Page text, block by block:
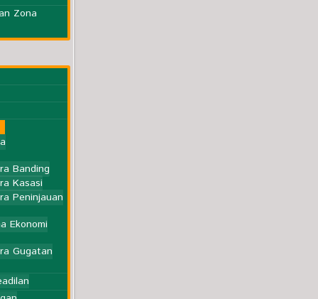
Zona
Banding
Kasasi
Peninjauan
Ekonomi
Gugatan